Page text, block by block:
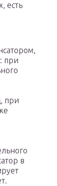
есть
при
при
в